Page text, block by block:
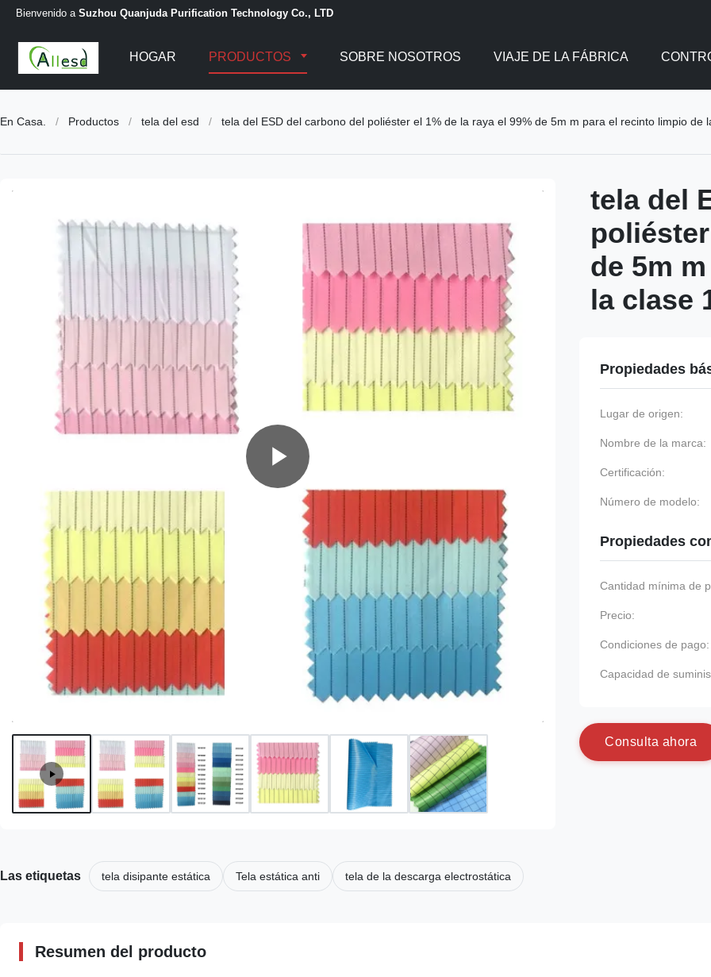
Bienvenido a Suzhou Quanjuda Purification Technology Co., LTD
HOGAR PRODUCTOS SOBRE NOSOTROS VIAJE DE LA FÁBRICA
En Casa. / Productos / tela del esd / tela del ESD del carbono del poliéster el 1% de la raya el 99% de 5m m para el recinto limpio de
tela del
de 5m
la clase
Propiedades
Lugar de origen:
Nombre de la marca:
Certificación:
Número de modelo:
Propiedades
Cantidad mínima de
Precio:
Condiciones de pago:
Capacidad de
Consu ta ahora
Las etiquetas tela disipante estática Tela estática anti tela de la descarga electrostática
Resumen del producto